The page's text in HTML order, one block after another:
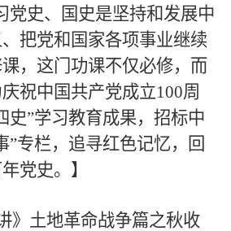
党史、国史是坚持和发展中
把党和国家各项事业继续
，这门功课不仅必修，而
祝中国共产党成立100周
史”学习教育成果，招标中
”专栏，追寻红色记忆，回
党史。】
》土地革命战争篇之秋收